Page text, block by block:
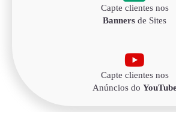
Capte clientes nos
Banners de Sites
Capte clientes nos
Anúncios do